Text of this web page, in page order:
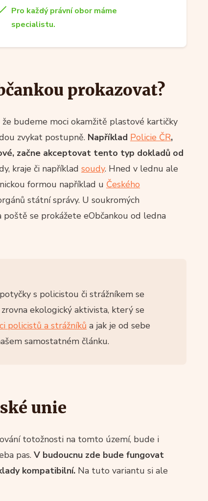
Pro každý právní obor máme
specialistu.
prokazovat?
budeme moci okamžitě plastové kartičky
zvykat postupně. Například Policie ČR,
začne akceptovat tento typ dokladů od
kraje či například soudy. Hned v lednu ale
formou například u Českého
státní správy. U soukromých
se prokážete eObčankou od ledna
s policistou či strážníkem se
ekologický aktivista, který se
policistů a strážníků a jak je od sebe
samostatném článku.
unie
totožnosti na tomto území, bude i
pas. V budoucnu zde bude fungovat
kompatibilní. Na tuto variantu si ale